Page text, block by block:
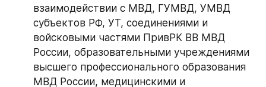
взаимодействии с МВД, ГУМВД, УМВД
субъектов РФ, УT, соединениями и
войсковыми частями ПривРК ВВ МВД
России, образовательными учреждениями
высшего профессионального образования
МВД России, медицинскими и